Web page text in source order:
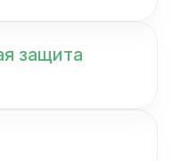
защита